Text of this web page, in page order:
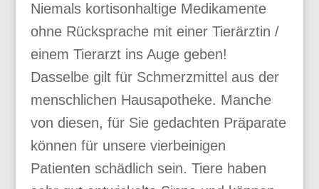
Niemals kortisonhaltige Medikamente
ohne Rücksprache mit einer Tierärztin /
einem Tierarzt ins Auge geben!
Dasselbe gilt für Schmerzmittel aus der
menschlichen Hausapotheke. Manche
von diesen, für Sie gedachten Präparate
können für unsere vierbeinigen
Patienten schädlich sein. Tiere haben